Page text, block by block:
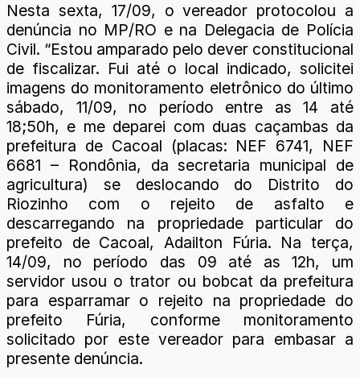
Nesta sexta, 17/09, o vereador protocolou a
denúncia no MP/RO e na Delegacia de Polícia
Civil. “Estou amparado pelo dever constitucional
de fiscalizar. Fui até o local indicado, solicitei
imagens do monitoramento eletrônico do último
sábado, 11/09, no período entre as 14 até
18;50h, e me deparei com duas caçambas da
prefeitura de Cacoal (placas: NEF 6741, NEF
6681 – Rondônia, da secretaria municipal de
agricultura) se deslocando do Distrito do
Riozinho com o rejeito de asfalto e
descarregando na propriedade particular do
prefeito de Cacoal, Adailton Fúria. Na terça,
14/09, no período das 09 até as 12h, um
servidor usou o trator ou bobcat da prefeitura
para esparramar o rejeito na propriedade do
prefeito Fúria, conforme monitoramento
solicitado por este vereador para embasar a
presente denúncia.